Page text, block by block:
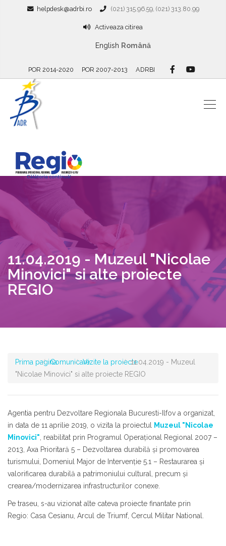
helpdesk@adrbi.ro (021) 315.96.59, (021) 313.80.99
Activeaza citirea
English Română
POR 2014-2020 POR 2007-2013 ADRBI
11.04.2019 - Muzeul "Nicolae
Minovici" si alte proiecte
REGIO
Prima paginaComunicareVizite la proiecte11.04.2019 - Muzeul
"Nicolae Minovici" si alte proiecte REGIO
Agentia pentru Dezvoltare Regionala Bucuresti-Ilfov a organizat,
in data de 11 aprilie 2019, o vizita la proiectul Muzeul "Nicolae
Minovici" , reabilitat prin Programul Operaţional Regional 2007 –
2013, Axa Prioritară 5 – Dezvoltarea durabilă şi promovarea
turismului, Domeniul Major de Intervenţie 5.1 – Restaurarea şi
valorificarea durabilă a patrimoniului cultural, precum şi
crearea/modernizarea infrastructurilor conexe.
Pe traseu, s-au vizionat alte cateva proiecte finantate prin
Regio: Casa Cesianu, Arcul de Triumf, Cercul Militar National.